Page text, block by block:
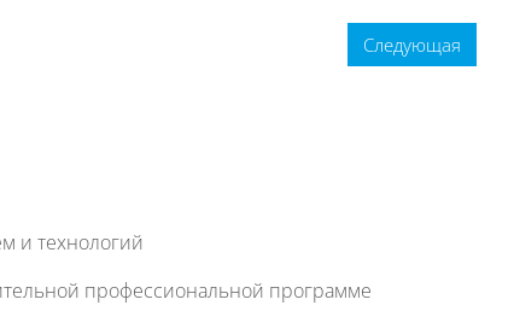
Следующая
и технологий
профессиональной программе